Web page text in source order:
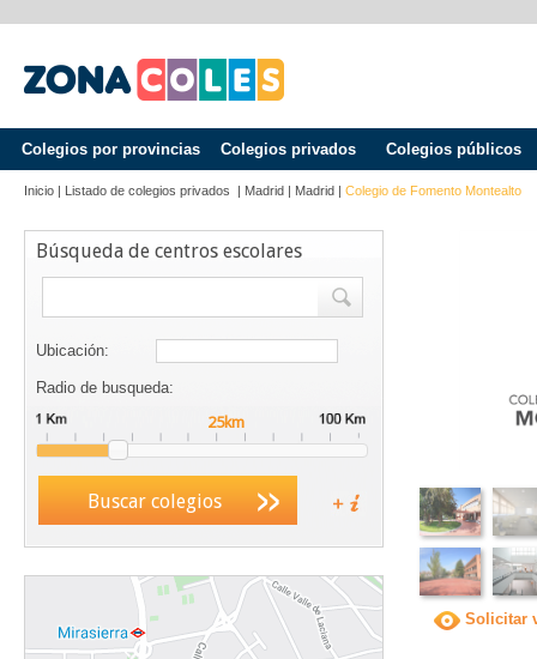
Colegios por provincias Colegios privados Colegios públicos
Inicio | Listado de colegios privados | Madrid | Madrid | Colegio de Fomento Montealto
Búsqueda de centros escolares
Ubicación:
Radio de busqueda:
Buscar colegios
Solicitar